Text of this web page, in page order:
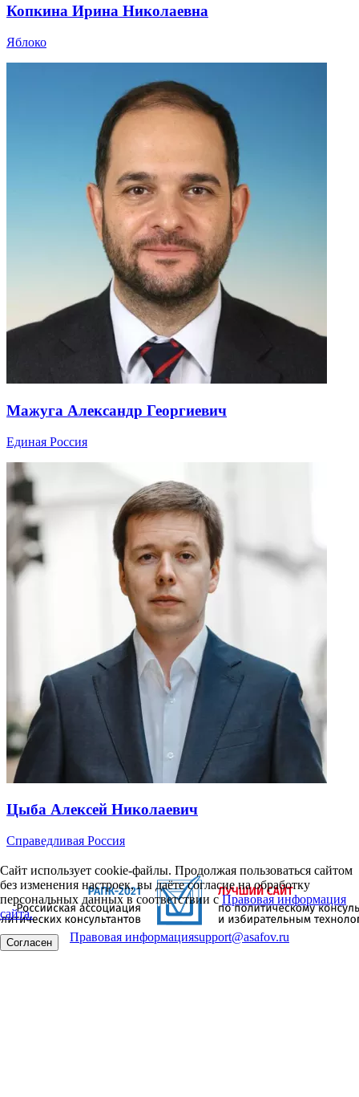
Копкина Ирина Николаевна
Яблоко
Мажуга Александр Георгиевич
Единая Россия
Цыба Алексей Николаевич
Справедливая Россия
Сайт использует cookie-файлы. Продолжая пользоваться сайтом
без изменения настроек, вы даёте согласие на обработку
персональных данных в соответствии сПравовая информация
сайта.
Согласен Правовая информацияsupport@asafov.ru